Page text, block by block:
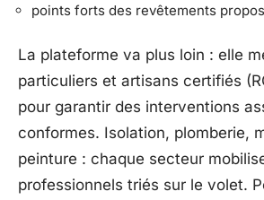
points forts des revêtements
La plateforme va plus loin : elle
particuliers et artisans certifiés
pour garantir des interventions
conformes. Isolation, plomberie,
peinture : chaque secteur
professionnels triés sur le volet.